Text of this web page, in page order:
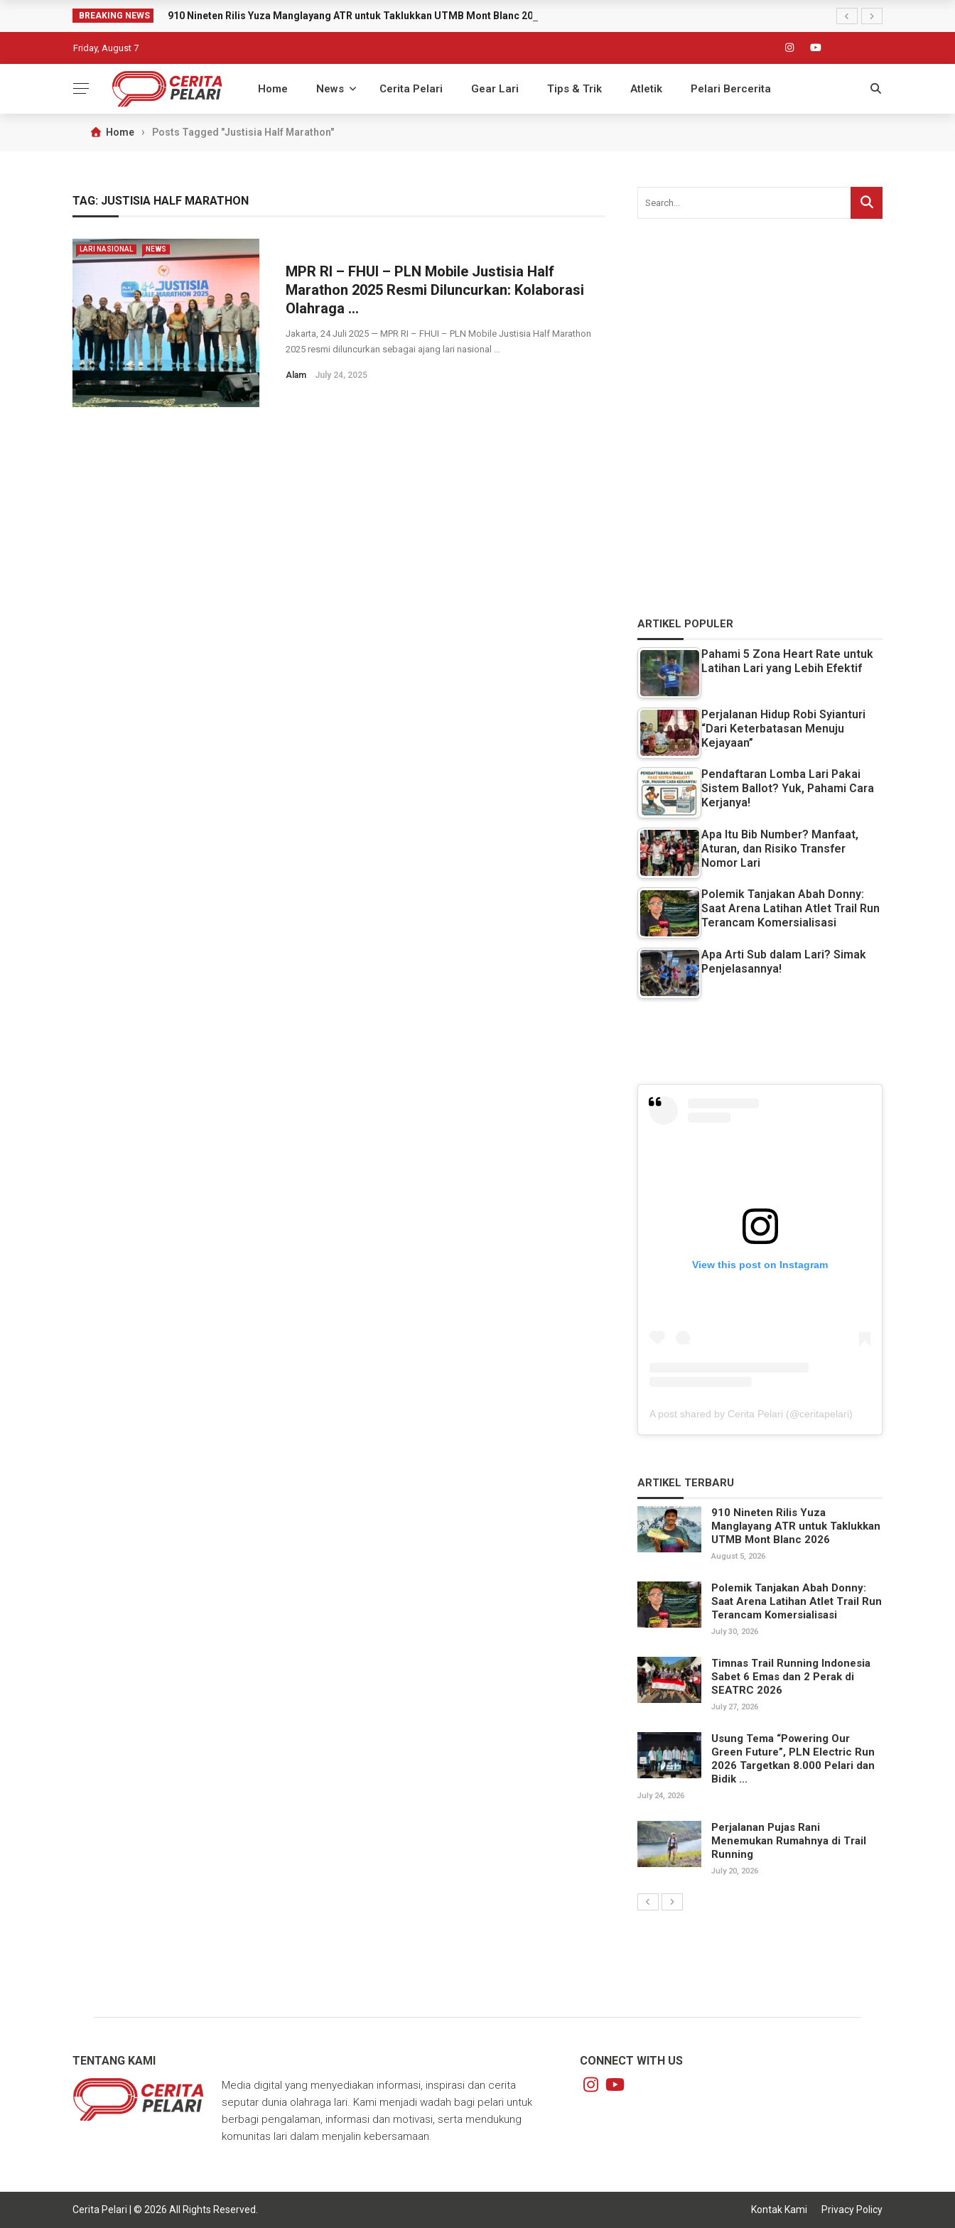
BREAKING NEWS 910 Nineten Rilis Yuza Manglayang ATR untuk Taklukkan UTMB Mont Blanc 2026
Friday, August 7
Home News Cerita Pelari Gear Lari Tips & Trik Atletik Pelari Bercerita
Home › Posts Tagged "Justisia Half Marathon"
TAG: JUSTISIA HALF MARATHON
LARI NASIONAL NEWS
MPR RI – FHUI – PLN Mobile Justisia Half
Marathon 2025 Resmi Diluncurkan: Kolaborasi
Olahraga ...
Jakarta, 24 Juli 2025 — MPR RI – FHUI – PLN Mobile Justisia Half Marathon
2025 resmi diluncurkan sebagai ajang lari nasional ...
Alam July 24, 2025
ARTIKEL POPULER
Pahami 5 Zona Heart Rate untuk
Latihan Lari yang Lebih Efektif
Perjalanan Hidup Robi Syianturi
“Dari Keterbatasan Menuju
Kejayaan”
Pendaftaran Lomba Lari Pakai
Sistem Ballot? Yuk, Pahami Cara
Kerjanya!
Apa Itu Bib Number? Manfaat,
Aturan, dan Risiko Transfer
Nomor Lari
Polemik Tanjakan Abah Donny:
Saat Arena Latihan Atlet Trail Run
Terancam Komersialisasi
Apa Arti Sub dalam Lari? Simak
Penjelasannya!
View this post on Instagram
A post shared by Cerita Pelari (@ceritapelari)
ARTIKEL TERBARU
910 Nineten Rilis Yuza
Manglayang ATR untuk Taklukkan
UTMB Mont Blanc 2026
August 5, 2026
Polemik Tanjakan Abah Donny:
Saat Arena Latihan Atlet Trail Run
Terancam Komersialisasi
July 30, 2026
Timnas Trail Running Indonesia
Sabet 6 Emas dan 2 Perak di
SEATRC 2026
July 27, 2026
Usung Tema “Powering Our
Green Future”, PLN Electric Run
2026 Targetkan 8.000 Pelari dan
Bidik ...
July 24, 2026
Perjalanan Pujas Rani
Menemukan Rumahnya di Trail
Running
July 20, 2026
TENTANG KAMI
Media digital yang menyediakan informasi, inspirasi dan cerita
seputar dunia olahraga lari. Kami menjadi wadah bagi pelari untuk
berbagi pengalaman, informasi dan motivasi, serta mendukung
komunitas lari dalam menjalin kebersamaan.
CONNECT WITH US
Cerita Pelari | © 2026 All Rights Reserved. Kontak Kami Privacy Policy